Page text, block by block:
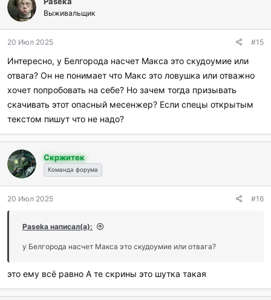
г
о
а
и
л
и
Выживальщик
20 Июл 2025 #15
Интересно, у Белгорода насчет Макса это скудоумие или
отвага? Он не понимает что Макс это ловушка или отважно
хочет попробовать на себе? Но зачем тогда призывать
скачивать этот опасный месенжер? Если спецы открытым
текстом пишут что не надо?
Скржитек
Команда форума
20 Июл 2025 #16
Paseka написал(а):
у Белгорода насчет Макса это скудоумие или отвага?
это ему всё равно А те скрины это шутка такая